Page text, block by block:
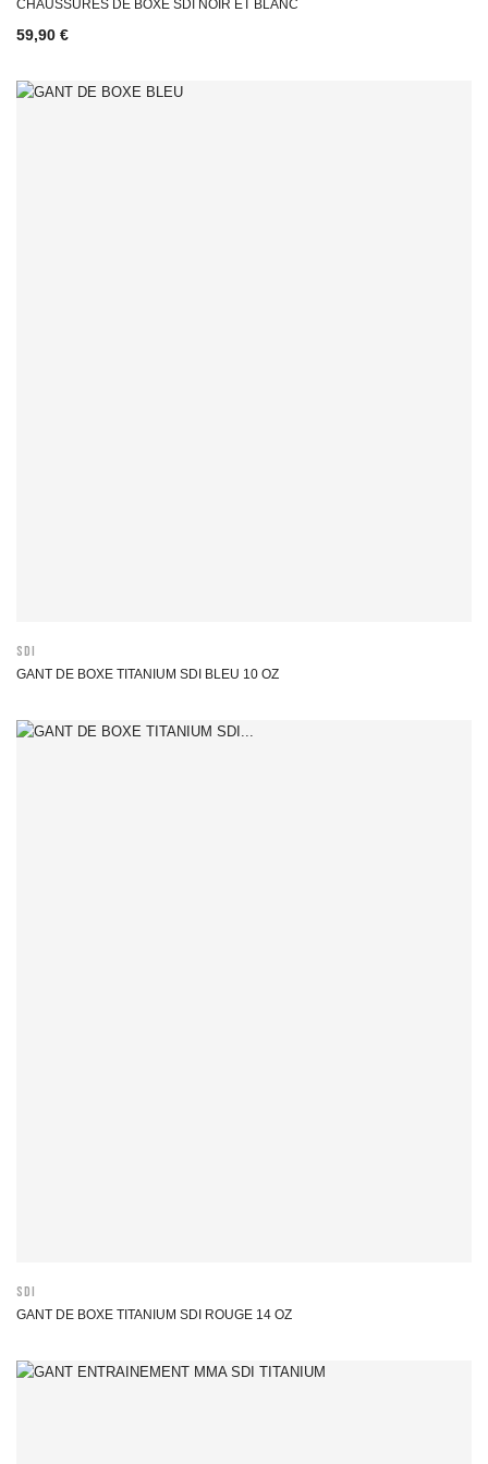
CHAUSSURES DE BOXE SDI NOIR ET BLANC
59,90 €
SDI
GANT DE BOXE TITANIUM SDI BLEU 10 OZ
SDI
GANT DE BOXE TITANIUM SDI ROUGE 14 OZ